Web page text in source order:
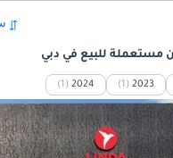
مستعملة للبيع في دبي
2023
(1)
2024
(1)